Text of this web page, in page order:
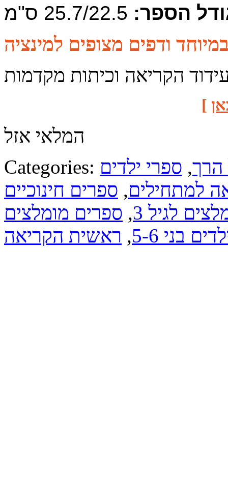
הספר:
הקריאה וכיתות מקדמות
]
המלאי אזל
Categories:
הרך, ספרי ילדים
למתחילים, ספרים חינוכיים
לגיל 3
, ספרים מומלצים
בני 5-6
, ראשית הקריאה